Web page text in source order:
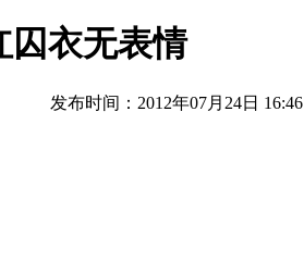
囚衣无表情
发布时间：2012年07月24日 16:46